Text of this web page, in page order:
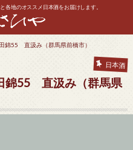
各地のオススメ日本酒をお届けします。
55 直汲み（群馬県前橋市）
日本酒
55 直汲み（群馬県